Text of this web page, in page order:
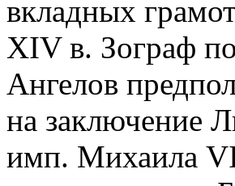
вкладных
XIV в. Зограф
Ангелов
на заключение
имп. Михаила